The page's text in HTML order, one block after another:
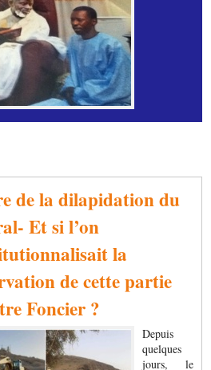
de la dilapidation du
Et si l’on
la
de cette partie
Foncier ?
Depuis
quelques
jours, le